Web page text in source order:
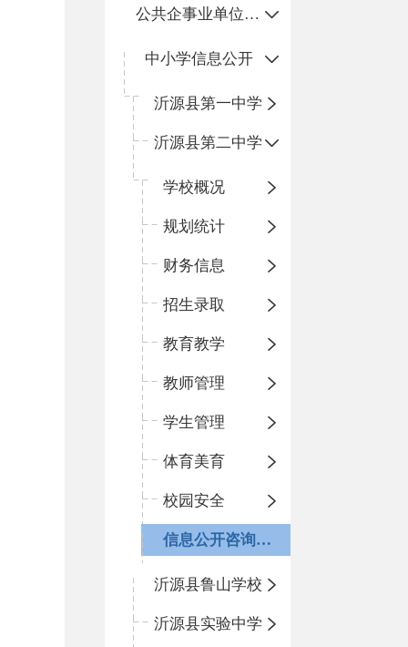
公共企事业单位信息公开
中小学信息公开
沂源县第一中学
沂源县第二中学
学校概况
规划统计
财务信息
招生录取
教育教学
教师管理
学生管理
体育美育
校园安全
信息公开咨询指南
沂源县鲁山学校
沂源县实验中学